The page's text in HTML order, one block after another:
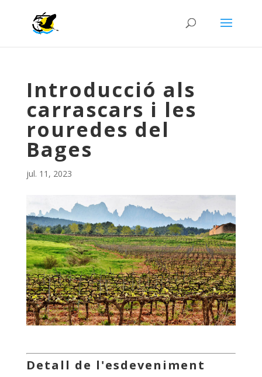
Introducció als
carrascars i les
rouredes del
Bages
jul. 11, 2023
Detall de l'esdeveniment